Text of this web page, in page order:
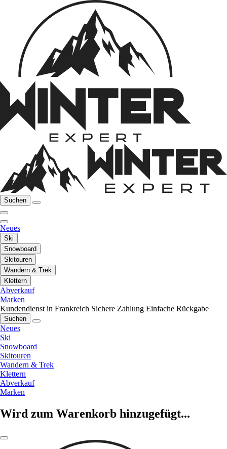
Suchen
Neues
Ski
Snowboard
Skitouren
Wandern & Trek
Klettern
Abverkauf
Marken
Kundendienst in Frankreich Sichere Zahlung Einfache Rückgabe
Suchen
Neues
Ski
Snowboard
Skitouren
Wandern & Trek
Klettern
Abverkauf
Marken
Wird zum Warenkorb hinzugefügt...